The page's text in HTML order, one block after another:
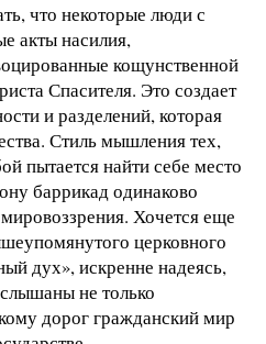
что некоторые люди с
акты насилия,
кощунственной
Спасителя. Это создает
и разделений, которая
Стиль мышления тех,
пытается найти себе место
баррикад одинаково
Хочется еще
церковного
дух», искренне надеясь,
не только
дорог гражданский мир